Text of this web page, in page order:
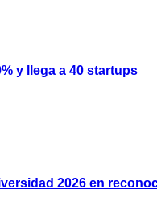
y llega a 40 startups
2026 en